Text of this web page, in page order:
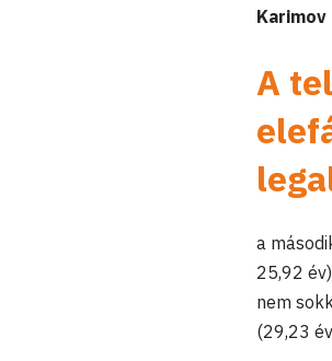
Karimov
A
a
25,92
nem
(29,23